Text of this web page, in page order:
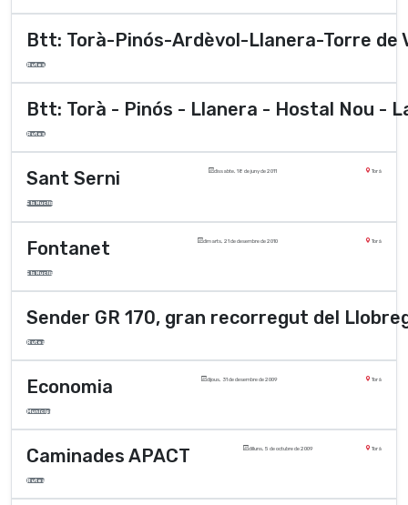
Btt: Torà-Pinós-Ardèvol-Llanera-Torre de
Rutes
Btt: Torà - Pinós - Llanera - Hostal Nou -
Rutes
Sant Serni dissabte, 18 de juny de 2011 Torà
Els Nuclis
Fontanet dimarts, 21 de desembre de 2010 Torà
Els Nuclis
Sender GR 170, gran recorregut del
Rutes
Economia dijous, 31 de desembre de 2009 Torà
Municipi
Caminades APACT dilluns, 5 de octubre de 2009 Torà
Rutes